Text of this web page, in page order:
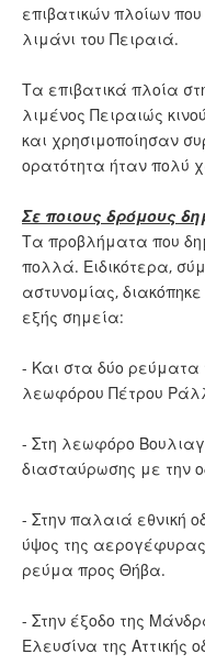
επιβατικών πλοίων
λιμάνι του Πειραιά.
Τα επιβατικά πλοία
λιμένος Πειραιώς
και χρησιμοποίησαν
ορατότητα ήταν πολύ
Σε ποιους δρόμους
Τα προβλήματα που
πολλά. Ειδικότερα,
αστυνομίας,
εξής σημεία:
- Και στα δύο ρεύματα
λεωφόρου Πέτρου
- Στη λεωφόρο
διασταύρωσης με την
- Στην παλαιά εθνική
ύψος της
ρεύμα προς Θήβα.
- Στην έξοδο της
Ελευσίνα της Αττικής